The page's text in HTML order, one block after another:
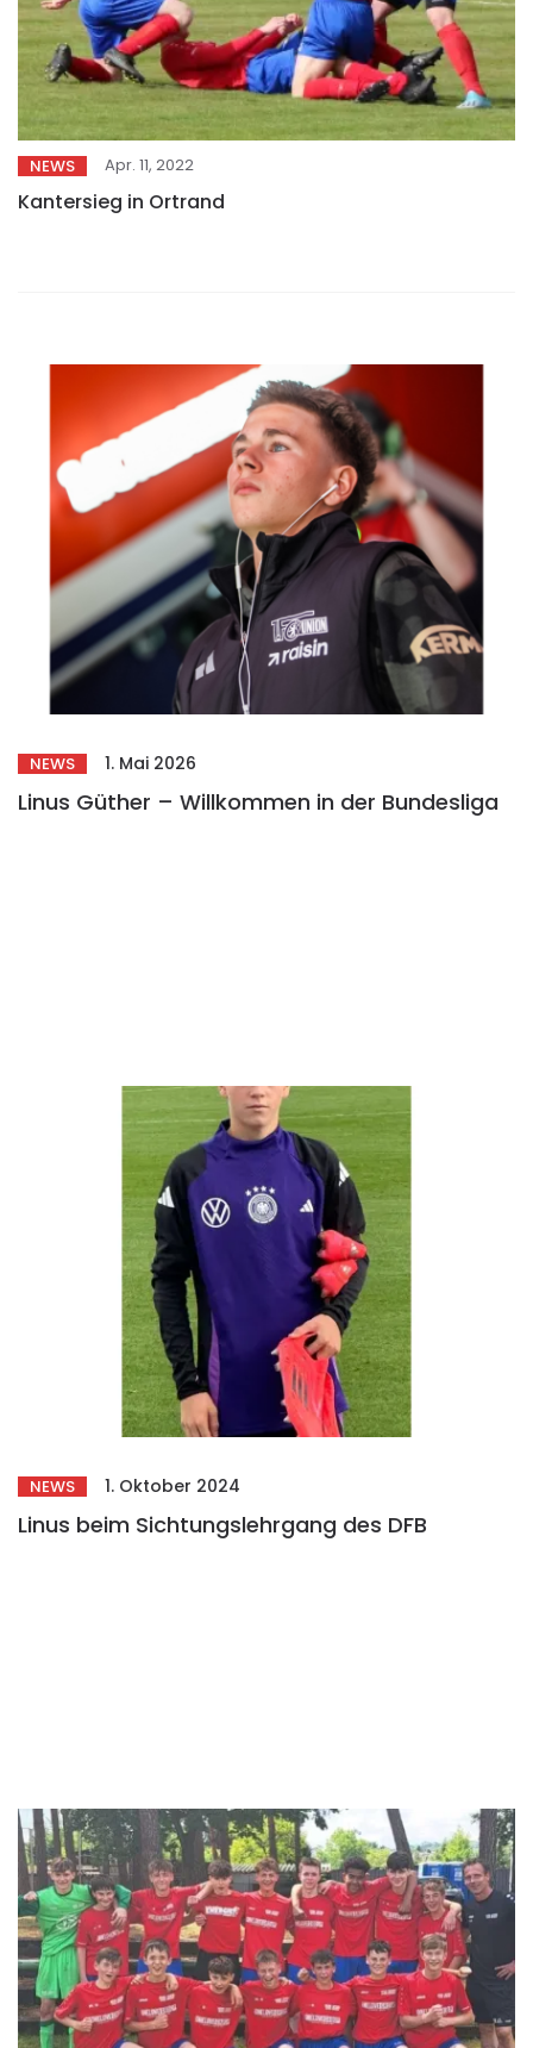
NEWS Apr. 11, 2022
Kantersieg in Ortrand
NEWS 1. Mai 2026
Linus Güther – Willkommen in der Bundesliga
NEWS 1. Oktober 2024
Linus beim Sichtungslehrgang des DFB